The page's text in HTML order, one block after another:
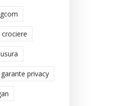
crociere
usura
garante privacy